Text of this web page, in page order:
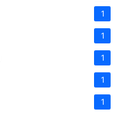
1
1
1
1
1